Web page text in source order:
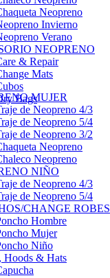
Neopreno
Invierno
Verano
NEOPRENO
& Repair
Mats
BagsMUJER
de Neopreno 4/3
de Neopreno 5/4
de Neopreno 3/2
Neopreno
Neopreno
NIÑO
de Neopreno 4/3
de Neopreno 5/4
CHANGE ROBES
Hombre
Mujer
Niño
Hoods & Hats